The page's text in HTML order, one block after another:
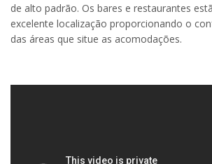
de alto padrão. Os bares e restaurantes
excelente localização proporcionando o
das áreas que situe as acomodações.